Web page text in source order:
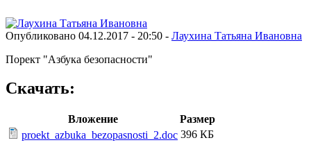
Опубликовано 04.12.2017 - 20:50 - Лаухина Татьяна Ивановна
Порект "Азбука безопасности"
Скачать:
Вложение
Размер
proekt_azbuka_bezopasnosti_2.doc 396 КБ